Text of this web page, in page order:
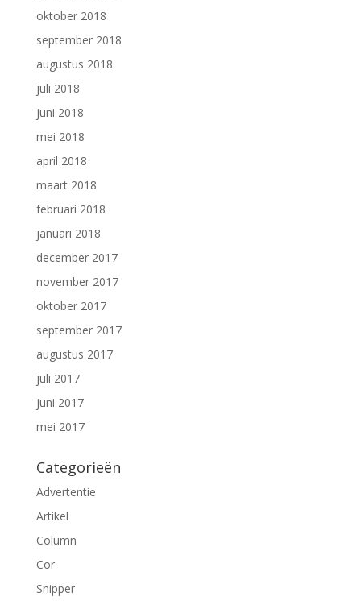
oktober 2018
september 2018
augustus 2018
juli 2018
juni 2018
mei 2018
april 2018
maart 2018
februari 2018
januari 2018
december 2017
november 2017
oktober 2017
september 2017
augustus 2017
juli 2017
juni 2017
mei 2017
Categorieën
Advertentie
Artikel
Column
Cor
Snipper